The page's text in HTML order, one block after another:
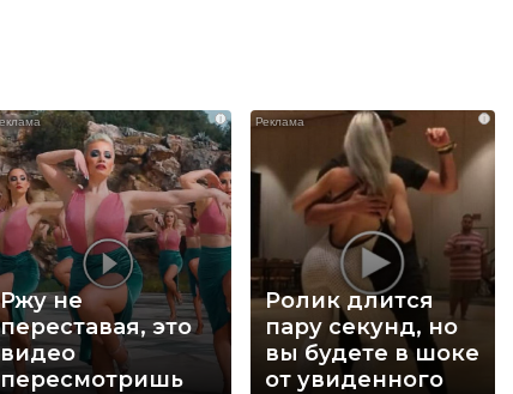
i
Ржу не
переставая, это
видео
пересмотришь
i
Ролик длится
пару секунд, но
вы будете в шоке
от увиденного